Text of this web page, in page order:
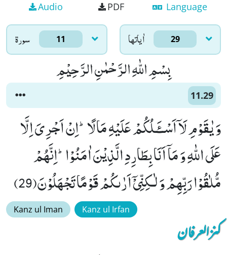
Audio PDF Language
سورۃ 11 اٰياتها 29
بِسْمِ اللّٰهِ الرَّحْمٰنِ الرَّحِیْمِ
11.29
وَ یٰقَوْمِ لَاۤ اَسْــٴَـلُكُمْ عَلَیْهِ مَالًاؕ-اِنْ اَجْرِیَ اِلَّا
عَلَى اللّٰهِ وَ مَاۤ اَنَا بِطَارِدِ الَّذِیْنَ اٰمَنُوْاؕ-اِنَّهُمْ
مُّلٰقُوْا رَبِّهِمْ وَ لٰـكِنِّیْۤ اَرٰىكُمْ قَوْمًا تَجْهَلُوْنَ(29)
Kanz ul Iman Kanz ul Irfan
کنزالعرفان